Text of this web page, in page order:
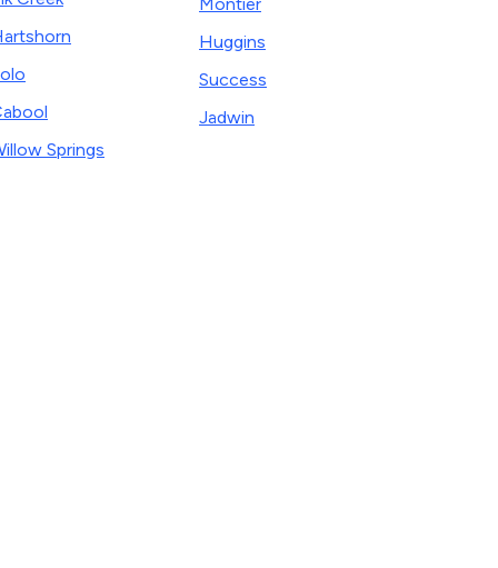
Springs
Huggins
Success
Jadwin